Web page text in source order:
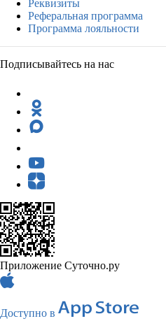
Реквизиты
Реферальная программа
Программа лояльности
Подписывайтесь на нас
Приложение Суточно.ру
Доступно в